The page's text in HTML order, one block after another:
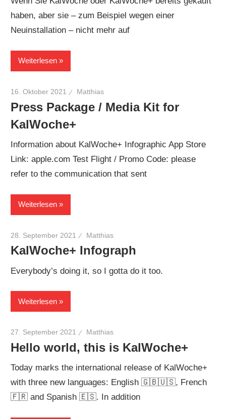
haben, aber sie – zum Beispiel wegen einer
Neuinstallation – nicht mehr auf
Weiterlesen
16. Oktober 2021 Matthias
Press Package / Media Kit for
KalWoche+
Information about KalWoche+ Infographic App Store
Link: apple.com Test Flight / Promo Code: please
refer to the communication that sent
Weiterlesen
28. September 2021 Matthias
KalWoche+ Infograph
Everybody’s doing it, so I gotta do it too.
Weiterlesen
27. September 2021 Matthias
Hello world, this is KalWoche+
Today marks the international release of KalWoche+
with three new languages: English 🇬🇧🇺🇸, French
🇫🇷 and Spanish 🇪🇸. In addition